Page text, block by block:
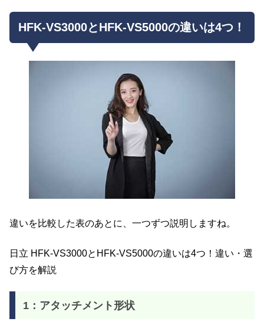
HFK-VS3000とHFK-VS5000の違いは4つ！
違いを比較した表のあとに、一つずつ説明しますね。
日立 HFK-VS3000とHFK-VS5000の違いは4つ！違い・選
び方を解説
1：アタッチメント形状